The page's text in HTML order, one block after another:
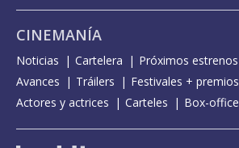
CINEMANÍA
Noticias Cartelera Próximos estrenos
Avances
Tráilers
Festivales + premios
Actores y actrices
Carteles Box-office